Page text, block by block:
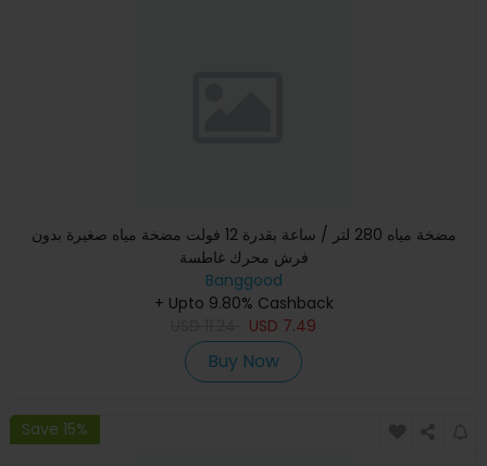
مضخة مياه 280 لتر / ساعة بقدرة 12 فولت مضخة مياه صغيرة بدون
فرش محرك غاطسة
Banggood
+ Upto 9.80% Cashback
USD 7.49
Buy Now
Save 15%